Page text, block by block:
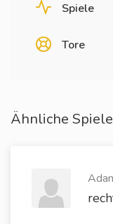
Spiele
Tore
Ähnliche